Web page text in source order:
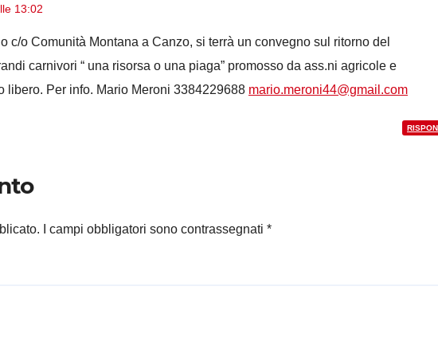
13:02
c/o Comunità Montana a Canzo, si terrà un convegno sul ritorno del
carnivori “ una risorsa o una piaga” promosso da ass.ni agricole e
libero. Per info. Mario Meroni 3384229688 mario.meroni44@gmail.com
I campi obbligatori sono contrassegnati *